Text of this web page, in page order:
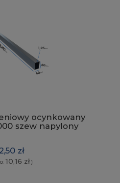
ocynkowany
szew napylony
zł
10,16 zł)